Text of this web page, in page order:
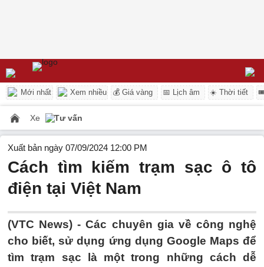
Mới nhất Xem nhiều 💰 Giá vàng 📅 Lịch âm ☀️ Thời tiết
Xe Tư vấn
Xuất bản ngày 07/09/2024 12:00 PM
Cách tìm kiếm trạm sạc ô tô
điện tại Việt Nam
(VTC News) -Các chuyên gia về công nghệ
cho biết, sử dụng ứng dụng Google Maps để
tìm trạm sạc là một trong những cách dễ